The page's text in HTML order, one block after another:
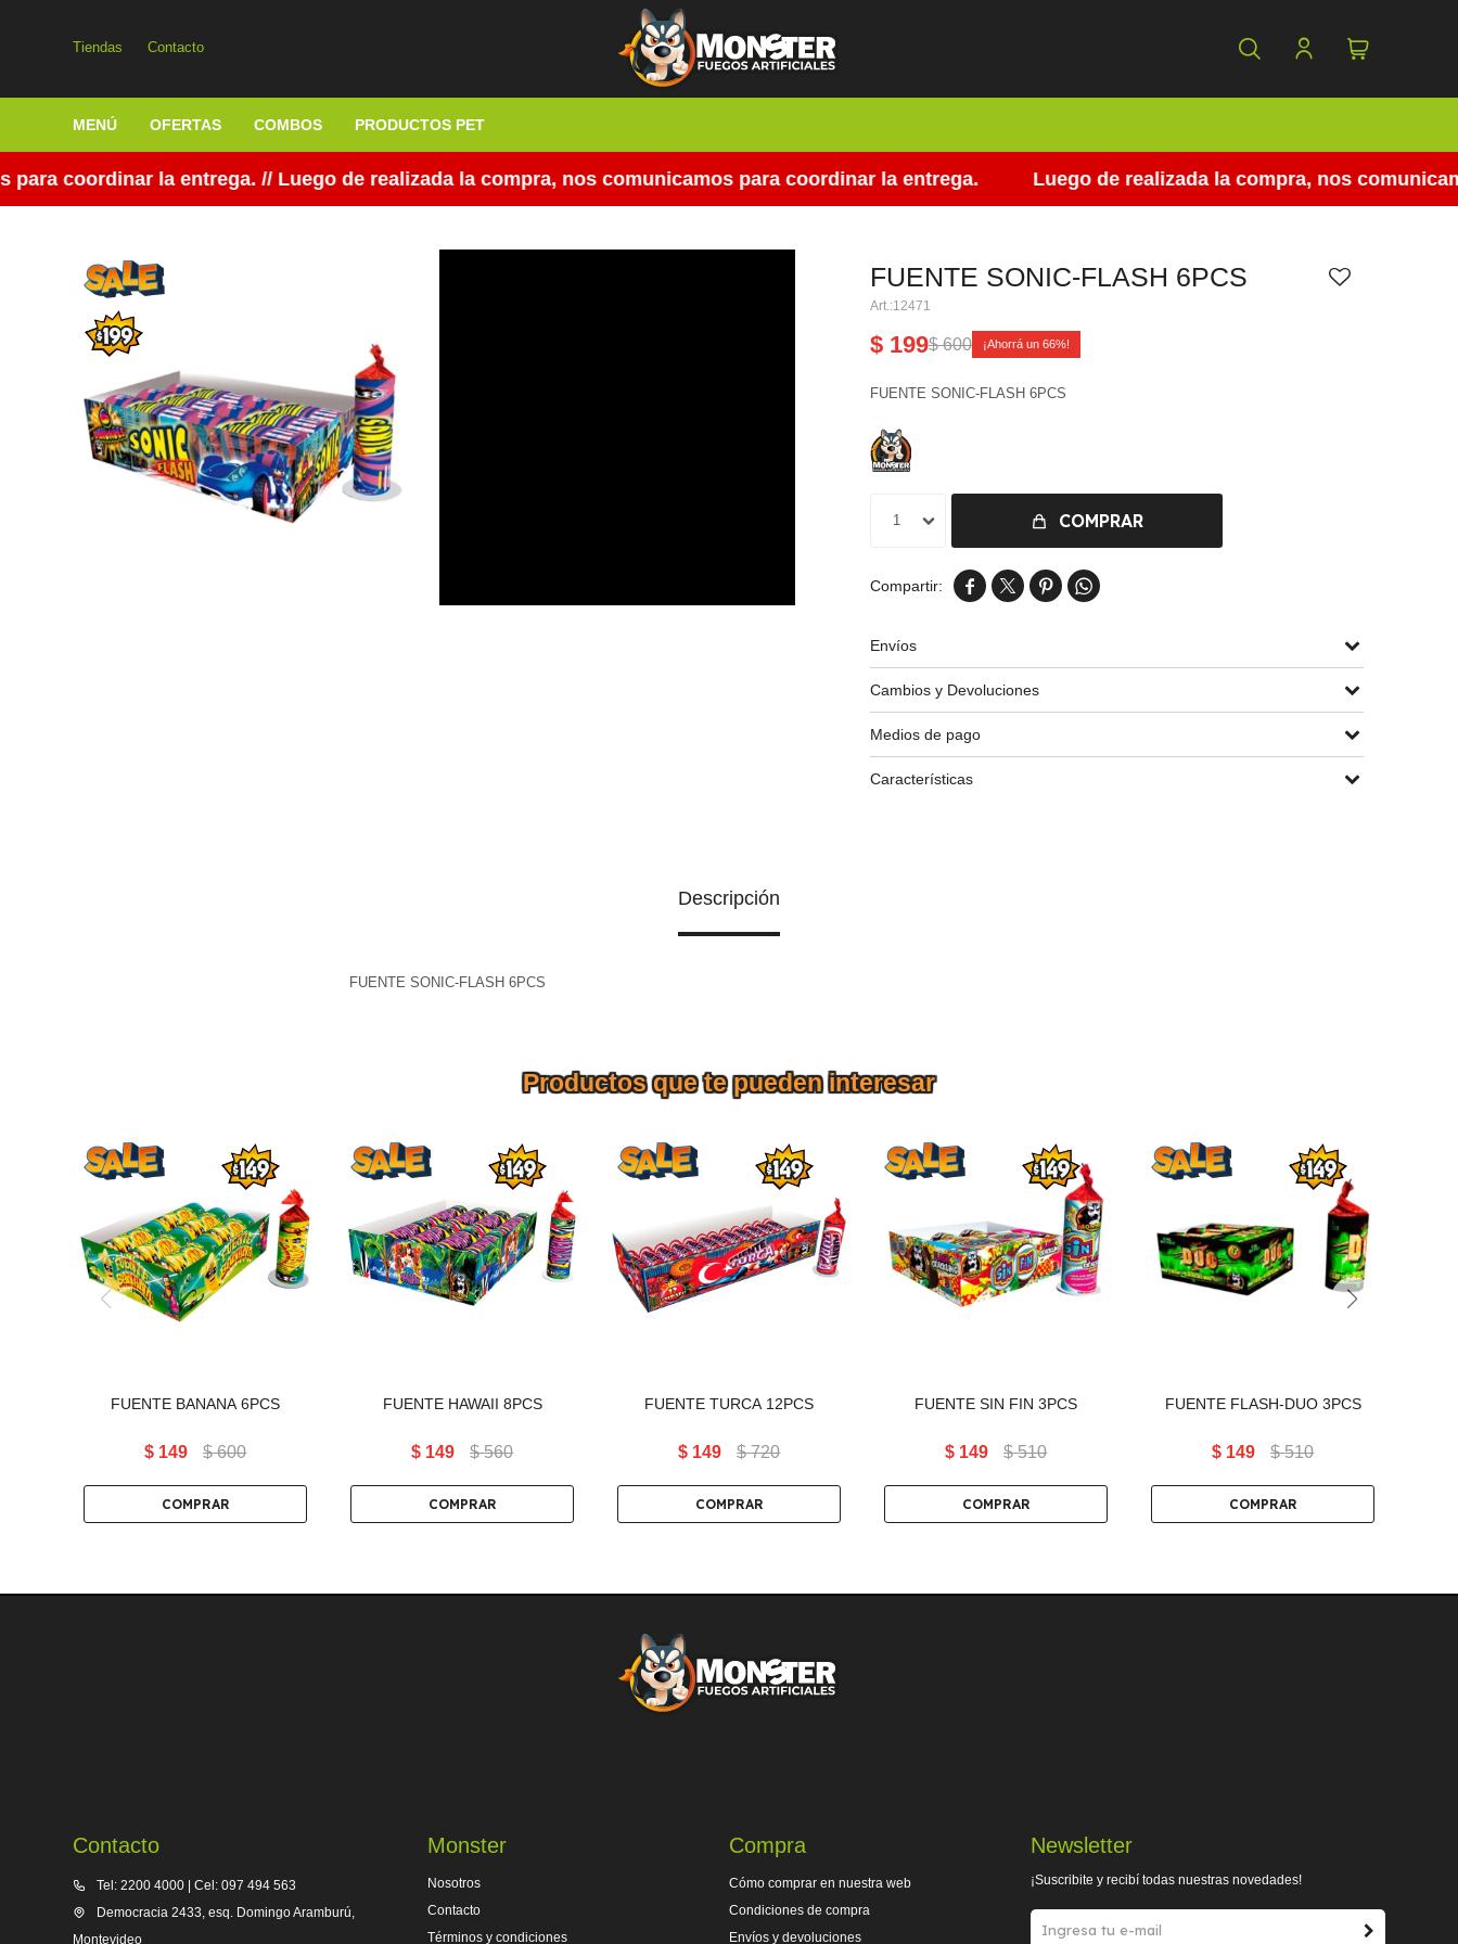
MENÚ OFERTAS COMBOS PRODUCTOS PET
Tiendas Contacto
coordinar la entrega. // Luego de realizada la compra, nos comunicamos para coordinar la entrega. Luego de realizada la compra, nos
FUENTE SONIC-FLASH 6PCS
12471
$ 199$ 600 66
FUENTE SONIC-FLASH 6PCS
1 COMPRAR
   
Envíos
Cambios y Devoluciones
Medios de pago
Características
Descripción
FUENTE SONIC-FLASH 6PCS
Productos que te pueden interesar
FUENTE BANANA 6PCS
FUENTE BANANA 6PCS
$ 149 $ 600
FUENTE HAWAII 8PCS
FUENTE HAWAII 8PCS
$ 149 $ 560
FUENTE TURCA 12PCS
FUENTE TURCA 12PCS
$ 149 $ 720
FUENTE SIN FIN 3PCS
FUENTE SIN FIN 3PCS
$ 149 $ 510
FUENTE FLASH-DUO 3PCS
FUENTE FLASH-DUO 3PCS
$ 149 $ 510
Contacto
Tel: 2200 4000 | Cel: 097 494 563
Democracia 2433, esq. Domingo Aramburú,
Montevideo
Monster
Nosotros
Contacto
Términos y condiciones
Compra
Cómo comprar en nuestra web
Condiciones de compra
Envíos y devoluciones
Newsletter
¡Suscribite y recibí todas nuestras novedades!